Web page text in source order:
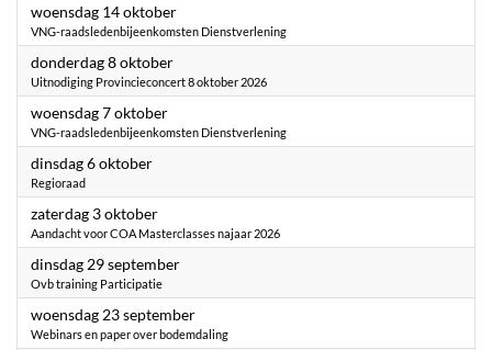
woensdag 14 oktober2026
VNG-raadsledenbijeenkomsten Dienstverlening
donderdag 8 oktober2026
Uitnodiging Provincieconcert 8 oktober 2026
woensdag 7 oktober2026
VNG-raadsledenbijeenkomsten Dienstverlening
dinsdag 6 oktober2026
Regioraad
zaterdag 3 oktober2026
Aandacht voor COA Masterclasses najaar 2026
dinsdag 29 september2026
Ovb training Participatie
woensdag 23 september2026
Webinars en paper over bodemdaling